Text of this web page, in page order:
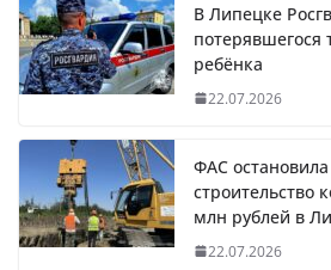
В Липецке
потерявшегося
ребёнка
22.07.2026
ФАС
строительство
млн рублей в
22.07.2026